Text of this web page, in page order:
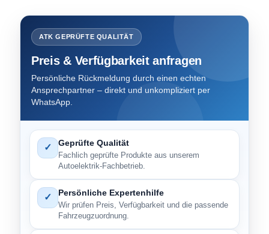
ATK GEPRÜFTE QUALITÄT
Preis & Verfügbarkeit anfragen
Persönliche Rückmeldung durch einen echten
Ansprechpartner – direkt und unkompliziert per
WhatsApp.
✓ Geprüfte Qualität
Fachlich geprüfte Produkte aus unserem
Autoelektrik-Fachbetrieb.
✓ Persönliche Expertenhilfe
Wir prüfen Preis, Verfügbarkeit und die passende
Fahrzeugzuordnung.